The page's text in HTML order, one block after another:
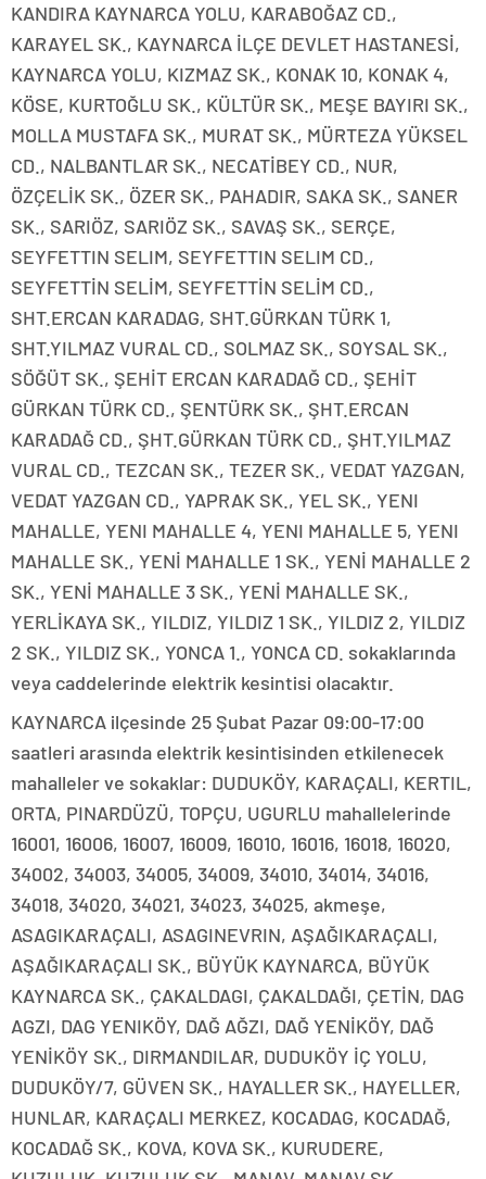
KANDIRA KAYNARCA YOLU, KARABOĞAZ CD.,
KARAYEL SK., KAYNARCA İLÇE DEVLET HASTANESİ,
KAYNARCA YOLU, KIZMAZ SK., KONAK 10, KONAK 4,
KÖSE, KURTOĞLU SK., KÜLTÜR SK., MEŞE BAYIRI SK.,
MOLLA MUSTAFA SK., MURAT SK., MÜRTEZA YÜKSEL
CD., NALBANTLAR SK., NECATİBEY CD., NUR,
ÖZÇELİK SK., ÖZER SK., PAHADIR, SAKA SK., SANER
SK., SARIÖZ, SARIÖZ SK., SAVAŞ SK., SERÇE,
SEYFETTIN SELIM, SEYFETTIN SELIM CD.,
SEYFETTİN SELİM, SEYFETTİN SELİM CD.,
SHT.ERCAN KARADAG, SHT.GÜRKAN TÜRK 1,
SHT.YILMAZ VURAL CD., SOLMAZ SK., SOYSAL SK.,
SÖĞÜT SK., ŞEHİT ERCAN KARADAĞ CD., ŞEHİT
GÜRKAN TÜRK CD., ŞENTÜRK SK., ŞHT.ERCAN
KARADAĞ CD., ŞHT.GÜRKAN TÜRK CD., ŞHT.YILMAZ
VURAL CD., TEZCAN SK., TEZER SK., VEDAT YAZGAN,
VEDAT YAZGAN CD., YAPRAK SK., YEL SK., YENI
MAHALLE, YENI MAHALLE 4, YENI MAHALLE 5, YENI
MAHALLE SK., YENİ MAHALLE 1 SK., YENİ MAHALLE 2
SK., YENİ MAHALLE 3 SK., YENİ MAHALLE SK.,
YERLİKAYA SK., YILDIZ, YILDIZ 1 SK., YILDIZ 2, YILDIZ
2 SK., YILDIZ SK., YONCA 1., YONCA CD. sokaklarında
veya caddelerinde elektrik kesintisi olacaktır.
KAYNARCA ilçesinde 25 Şubat Pazar 09:00-17:00
saatleri arasında elektrik kesintisinden etkilenecek
mahalleler ve sokaklar: DUDUKÖY, KARAÇALI, KERTIL,
ORTA, PINARDÜZÜ, TOPÇU, UGURLU mahallelerinde
16001, 16006, 16007, 16009, 16010, 16016, 16018, 16020,
34002, 34003, 34005, 34009, 34010, 34014, 34016,
34018, 34020, 34021, 34023, 34025, akmeşe,
ASAGIKARAÇALI, ASAGINEVRIN, AŞAĞIKARAÇALI,
AŞAĞIKARAÇALI SK., BÜYÜK KAYNARCA, BÜYÜK
KAYNARCA SK., ÇAKALDAGI, ÇAKALDAĞI, ÇETİN, DAG
AGZI, DAG YENIKÖY, DAĞ AĞZI, DAĞ YENİKÖY, DAĞ
YENİKÖY SK., DIRMANDILAR, DUDUKÖY İÇ YOLU,
DUDUKÖY/7, GÜVEN SK., HAYALLER SK., HAYELLER,
HUNLAR, KARAÇALI MERKEZ, KOCADAG, KOCADAĞ,
KOCADAĞ SK., KOVA, KOVA SK., KURUDERE,